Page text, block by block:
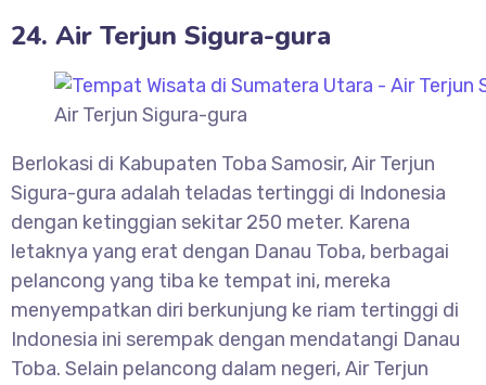
24. Air Terjun Sigura-gura
Air Terjun Sigura-gura
Berlokasi di Kabupaten Toba Samosir, Air Terjun
Sigura-gura adalah teladas tertinggi di Indonesia
dengan ketinggian sekitar 250 meter. Karena
letaknya yang erat dengan Danau Toba, berbagai
pelancong yang tiba ke tempat ini, mereka
menyempatkan diri berkunjung ke riam tertinggi di
Indonesia ini serempak dengan mendatangi Danau
Toba. Selain pelancong dalam negeri, Air Terjun